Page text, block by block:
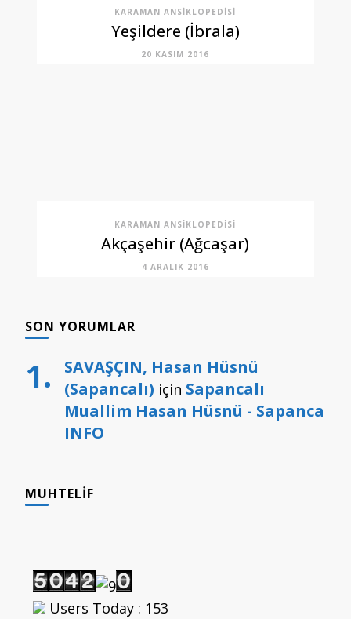
KARAMAN ANSIKLOPEDISI
Yeşildere (İbrala)
20 KASIM 2016
KARAMAN ANSIKLOPEDISI
Akçaşehir (Ağcaşar)
4 ARALIK 2016
SON YORUMLAR
SAVAŞÇIN, Hasan Hüsnü
(Sapancalı) için Sapancalı
Muallim Hasan Hüsnü - Sapanca
INFO
MUHTELIF
Users Today : 153